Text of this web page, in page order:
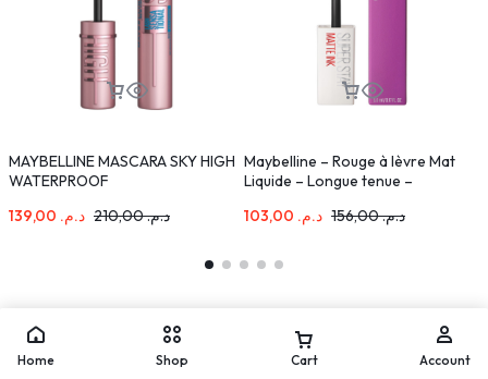
MAYBELLINE MASCARA SKY HIGH
WATERPROOF
د.م.
د.م.210,00
Maybelline – Rouge à lèvre Mat
Liquide – Longue tenue –
ml
د.م. د.م.156,00
Home Shop Cart Account